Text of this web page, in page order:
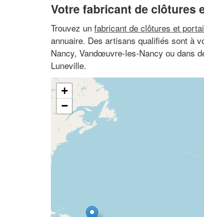
Votre fabricant de clôtures
Trouvez un fabricant de clôtures et
annuaire. Des artisans qualifiés sont à
Nancy, Vandœuvre-les-Nancy ou dans
Luneville.
+
−